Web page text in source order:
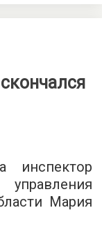
инспектор
Мария